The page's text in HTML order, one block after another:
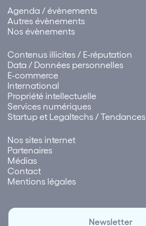
accompagnement…
Agenda / évènements
Autres évènements
Nos évènements
Contenus illicites / E-réputation
Data / Données personnelles
E-commerce
International
Propriété intellectuelle
Services numériques
Startup et Legaltechs / Tendances
Nos sites internet
Partenaires
Médias
Contact
Mentions légales
Newsletter